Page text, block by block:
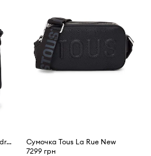
Сумочка Tous La Rue New Audree
Сумочка Tous La Rue New
7299 грн